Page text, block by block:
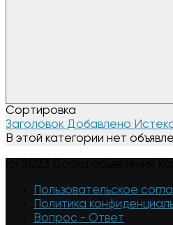
Сортировка
Заголовок Добавлено
В этой категории нет
Пользовательское
Политика
Вопрос - Ответ